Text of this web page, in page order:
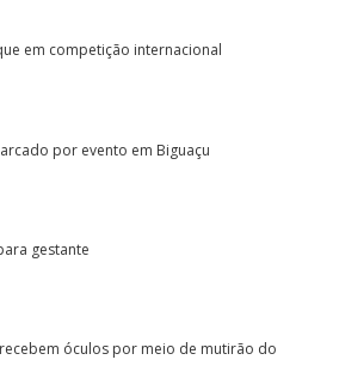
em competição internacional
por evento em Biguaçu
gestante
óculos por meio de mutirão do